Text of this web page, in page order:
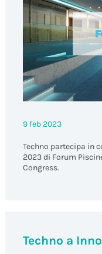
9 feb 2023
Techno partecipa in
2023 di Forum
Congress.
Techno a